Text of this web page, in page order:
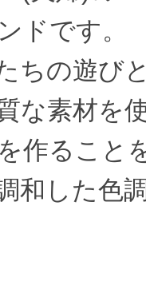
ドです。
ちの遊び
な素材を
作ること
和した色